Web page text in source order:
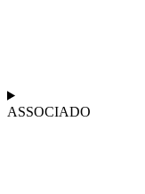
ASSOCIADO